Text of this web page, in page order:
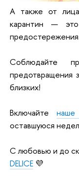
А также от
карантин —
Соблюдайте
предотвращения
близких!
Включайте
оставшуюся
С любовью и до
DELICE 💜